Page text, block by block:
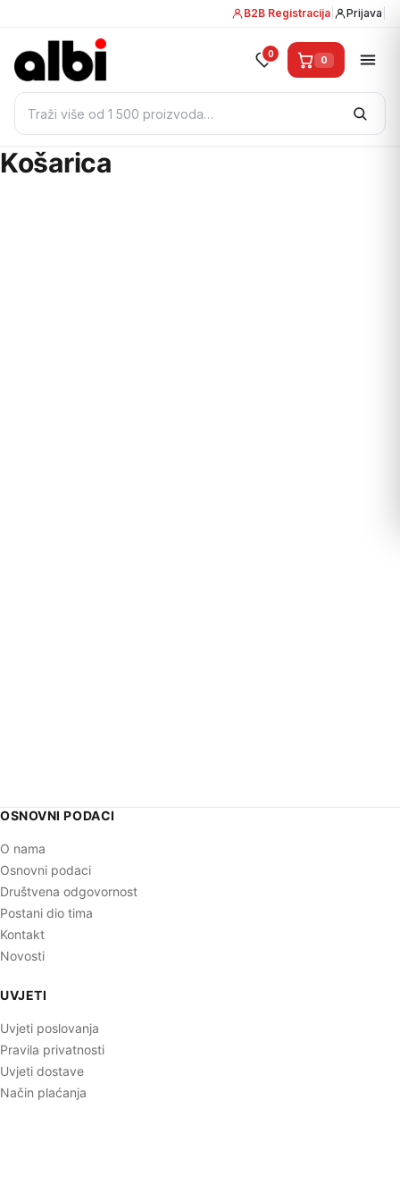
B2B Registracija Prijava
Pretraži:
0 0
Košarica
OSNOVNI PODACI
O nama
Osnovni podaci
Društvena odgovornost
Postani dio tima
Kontakt
Novosti
UVJETI
Uvjeti poslovanja
Pravila privatnosti
Uvjeti dostave
Način plaćanja